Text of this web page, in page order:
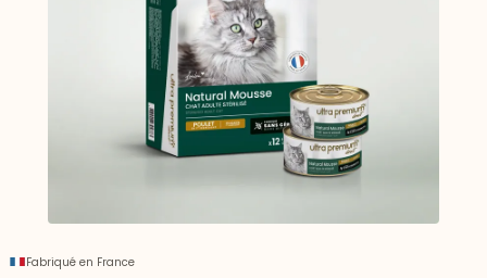
Fabriqué en France